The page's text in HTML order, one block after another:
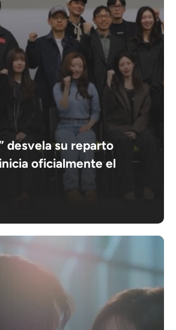
desvela su reparto
oficialmente el